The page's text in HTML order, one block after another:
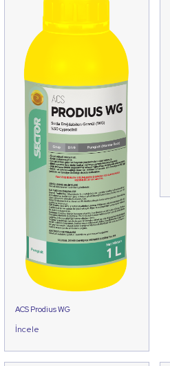
ACS Prodius WG
İncele